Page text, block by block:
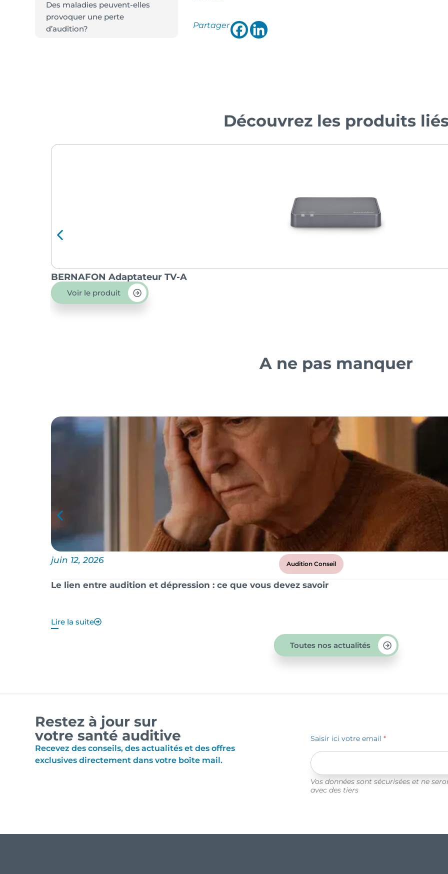
Des maladies peuvent-elles
provoquer une perte
d’audition?
Partager
Découvrez les produits
BERNAFON Adaptateur TV-A
Voir le produit
A ne pas manquer
juin 12, 2026 Audition Conseil
Le lien entre audition et dépression : ce que vous devez savoir
Lire la suite
Toutes nos actualités
Restez à jour sur
votre santé auditive
Recevez des conseils, des actualités et des offres
exclusives directement dans votre boîte mail.
Saisir ici votre email *
Vos données sont sécurisées et ne
avec des tiers